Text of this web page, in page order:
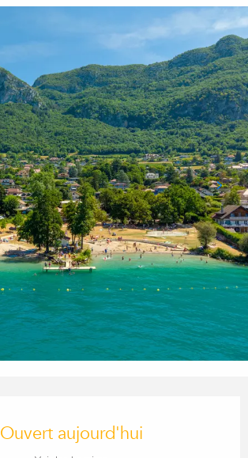
Ouvert aujourd'hui